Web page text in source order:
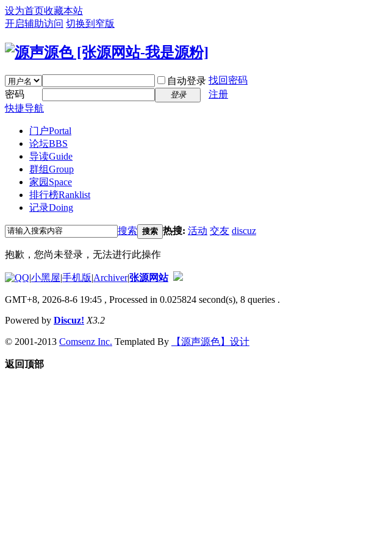
设为首页收藏本站
开启辅助访问 切换到窄版
自动登录 找回密码
密码
登录
注册
快捷导航
门户Portal
论坛BBS
导读Guide
群组Group
家园 Space
排行榜Ranklist
记录Doing
搜索 搜索 热搜: 活动 交友 discuz
抱歉，您尚未登录，无法进行此操作
|小黑屋|手机版|Archiver|张源网站
GMT+8, 2026-8-6 19:45 , Processed in 0.025824 second(s), 8 queries .
Powered by Discuz! X3.2
© 2001-2013 Comsenz Inc. Templated By 【源声源色】设计
返回顶部